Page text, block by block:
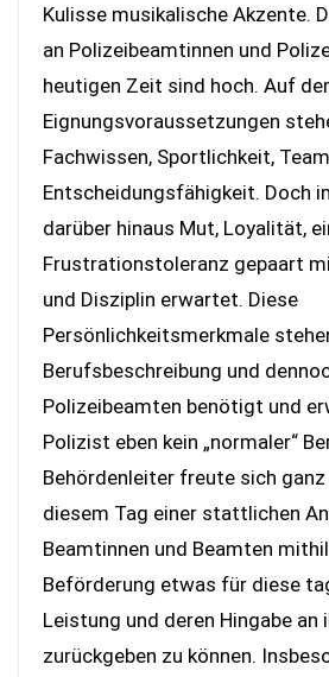
Kulisse musikalische Akzente.
an Polizeibeamtinnen und
heutigen Zeit sind hoch. Auf
Eignungsvoraussetzungen
Fachwissen, Sportlichkeit,
Entscheidungsfähigkeit. Doch
darüber hinaus Mut, Loyalität,
Frustrationstoleranz gepaart
und Disziplin erwartet. Diese
Persönlichkeitsmerkmale
Berufsbeschreibung und
Polizeibeamten benötigt und
Polizist eben kein „normaler“
Behördenleiter freute sich ganz
diesem Tag einer stattlichen
Beamtinnen und Beamten
Beförderung etwas für diese
Leistung und deren Hingabe an
zurückgeben zu können.